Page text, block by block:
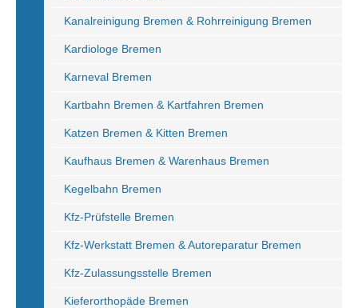
Kanalreinigung Bremen & Rohrreinigung Bremen
Kardiologe Bremen
Karneval Bremen
Kartbahn Bremen & Kartfahren Bremen
Katzen Bremen & Kitten Bremen
Kaufhaus Bremen & Warenhaus Bremen
Kegelbahn Bremen
Kfz-Prüfstelle Bremen
Kfz-Werkstatt Bremen & Autoreparatur Bremen
Kfz-Zulassungsstelle Bremen
Kieferorthopäde Bremen